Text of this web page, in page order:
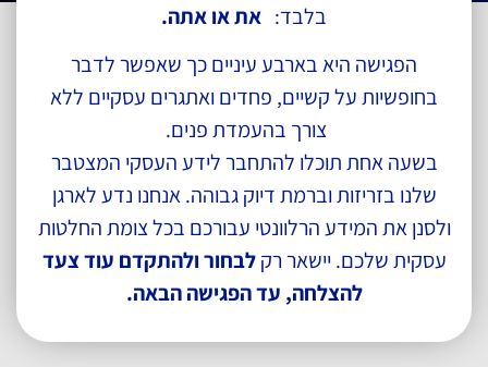
בלבד: את או אתה.
הפגישה היא בארבע עיניים כך שאפשר לדבר
בחופשיות על קשיים, פחדים ואתגרים עסקיים ללא
צורך בהעמדת פנים.
בשעה אחת תוכלו להתחבר לידע העסקי המצטבר
שלנו בזריזות וברמת דיוק גבוהה. אנחנו נדע לארגן
ולסנן את המידע הרלוונטי עבורכם בכל צומת החלטות
עסקית שלכם. יישאר רקלבחור ולהתקדם עוד צעד
להצלחה, עד הפגישה הבאה.